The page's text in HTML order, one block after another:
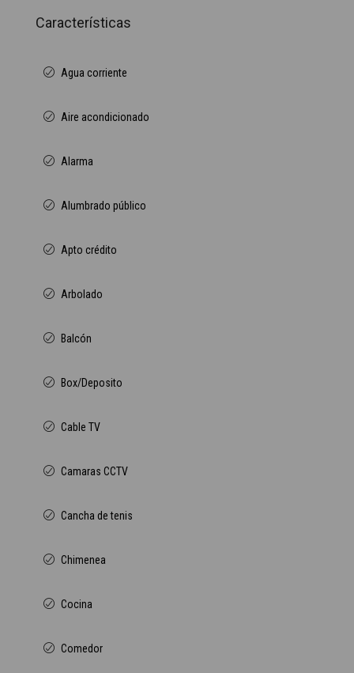
Características
Agua corriente
Aire acondicionado
Alarma
Alumbrado público
Apto crédito
Arbolado
Balcón
Box/Deposito
Cable TV
Camaras CCTV
Cancha de tenis
Chimenea
Cocina
Comedor